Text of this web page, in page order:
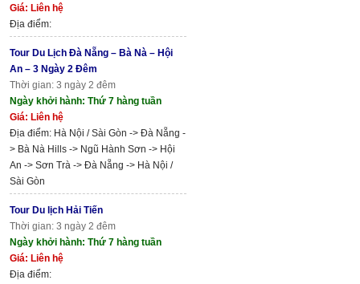
Giá: Liên hệ
Địa điểm:
Tour Du Lịch Đà Nẵng – Bà Nà – Hội
An – 3 Ngày 2 Đêm
Thời gian: 3 ngày 2 đêm
Ngày khởi hành: Thứ 7 hàng tuần
Giá: Liên hệ
Địa điểm: Hà Nội / Sài Gòn -> Đà Nẵng -
> Bà Nà Hills -> Ngũ Hành Sơn -> Hội
An -> Sơn Trà -> Đà Nẵng -> Hà Nội /
Sài Gòn
Tour Du lịch Hải Tiến
Thời gian: 3 ngày 2 đêm
Ngày khởi hành: Thứ 7 hàng tuần
Giá: Liên hệ
Địa điểm: